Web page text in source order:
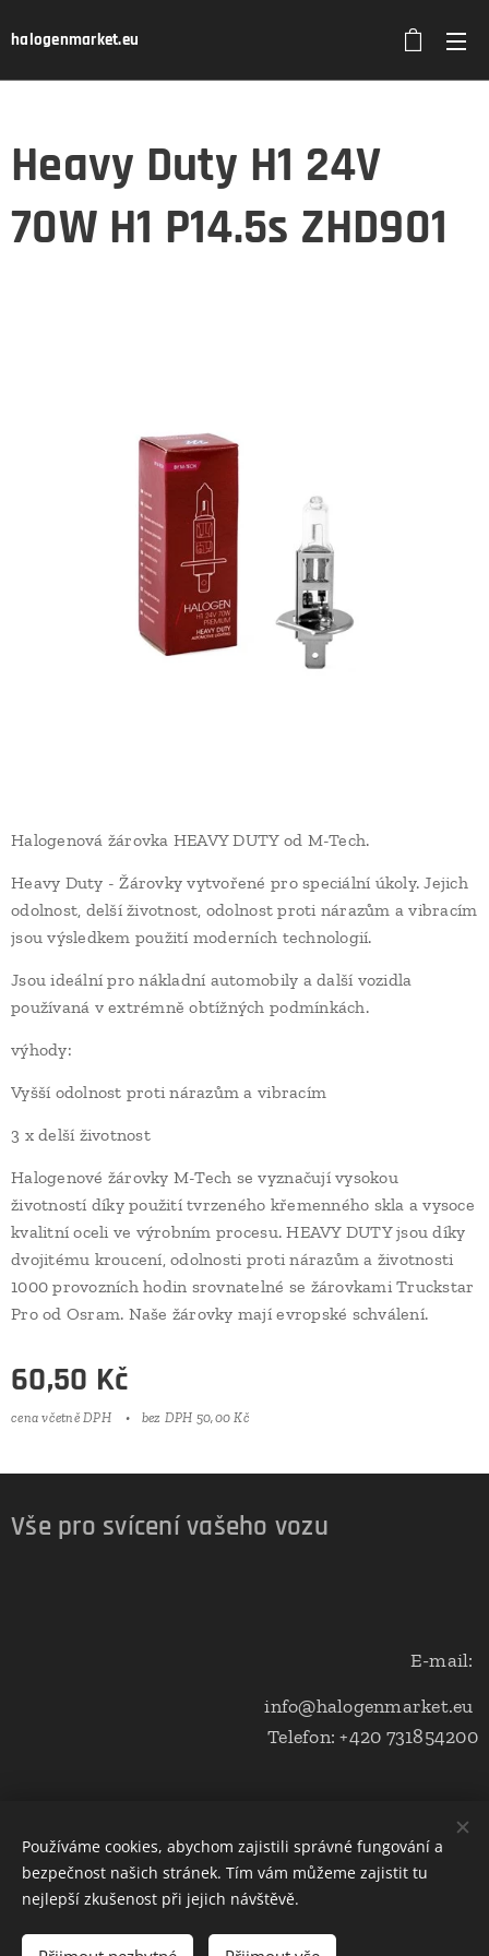
halogenmarket.eu
Heavy Duty H1 24V
70W H1 P14.5s ZHD901
Halogenová žárovka HEAVY DUTY od M-Tech.
Heavy Duty - Žárovky vytvořené pro speciální úkoly. Jejich
odolnost, delší životnost, odolnost proti nárazům a vibracím
jsou výsledkem použití moderních technologií.
Jsou ideální pro nákladní automobily a další vozidla
používaná v extrémně obtížných podmínkách.
výhody:
Vyšší odolnost proti nárazům a vibracím
3 x delší životnost
Halogenové žárovky M-Tech se vyznačují vysokou
životností díky použití tvrzeného křemenného skla a vysoce
kvalitní oceli ve výrobním procesu. HEAVY DUTY jsou díky
dvojitému kroucení, odolnosti proti nárazům a životnosti
1000 provozních hodin srovnatelné se žárovkami Truckstar
Pro od Osram. Naše žárovky mají evropské schválení.
60,50 Kč
cena včetně DPH bez DPH 50,00 Kč
Vše pro svícení vašeho vozu
E-mail:
info@halogenmarket.eu
Telefon: +420 731854200
Obchodní podmínky a ochrana soukromí
Cookies
Používáme cookies, abychom zajistili správné fungování a
bezpečnost našich stránek. Tím vám můžeme zajistit tu
nejlepší zkušenost při jejich návštěvě.